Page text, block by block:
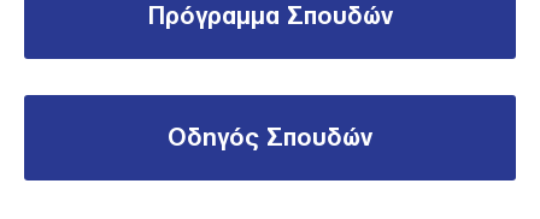
Πρόγραμμα Σπουδών
Οδηγός Σπουδών